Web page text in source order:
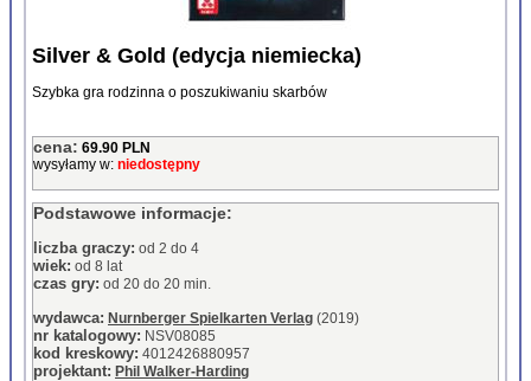
Silver & Gold (edycja niemiecka)
Szybka gra rodzinna o poszukiwaniu skarbów
cena: 69.90 PLN
wysyłamy w: niedostępny
Podstawowe informacje:
liczba graczy: od 2 do 4
wiek: od 8 lat
czas gry: od 20 do 20 min.
wydawca: Nurnberger Spielkarten Verlag (2019)
nr katalogowy: NSV08085
kod kreskowy: 4012426880957
projektant: Phil Walker-Harding